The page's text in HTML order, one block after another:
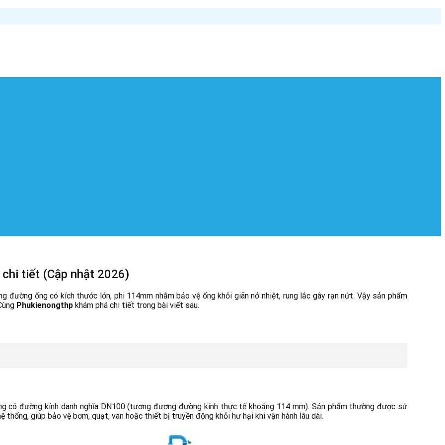
tiết (Cập nhật 2026)
đường ống có kích thước lớn, phi 114mm nhằm bảo vệ ống khỏi giãn nở nhiệt, rung lắc gây rạn nứt. Vậy sản phẩm
Phukienongthp khám phá chi tiết trong bài viết sau.
có đường kính danh nghĩa DN100 (tương đương đường kính thực tế khoảng 114 mm). Sản phẩm thường được sử
giúp bảo vệ bơm, quạt, van hoặc thiết bị truyền động khỏi hư hại khi vận hành lâu dài.